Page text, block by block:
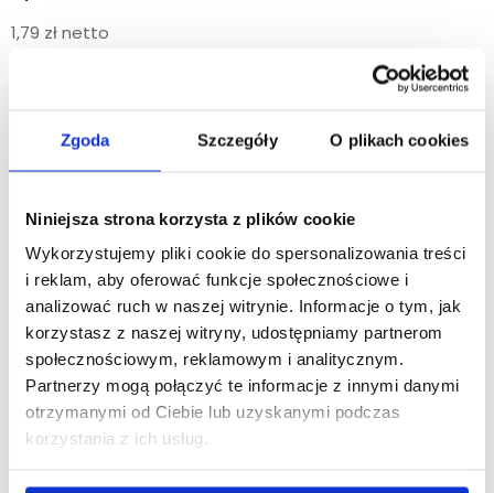
Zgoda Szczegóły O plikach cookies
Niniejsza strona korzysta z plików cookie
Wykorzystujemy pliki cookie do spersonalizowania treści
i reklam, aby oferować funkcje społecznościowe i
analizować ruch w naszej witrynie. Informacje o tym, jak
korzystasz z naszej witryny, udostępniamy partnerom
społecznościowym, reklamowym i analitycznym.
Partnerzy mogą połączyć te informacje z innymi danymi
otrzymanymi od Ciebie lub uzyskanymi podczas
korzystania z ich usług.
1,79 zł netto
mydło 25g
. Włoskie mydełko hotelowe, zmiękczające z
naturalnymi ekstraktami roślinnymi. Unikalna formuła
zapach.
Kosmetyk testowany dermatologicznie. Przyjazny weganom.
Nietestowany na zwierzętach. Opakowanie nadaje się w 100%
do recyklingu. Pakowanie 336 szt./kart.
Kupując dany produkt, wspierasz zrównoważony rozwój.